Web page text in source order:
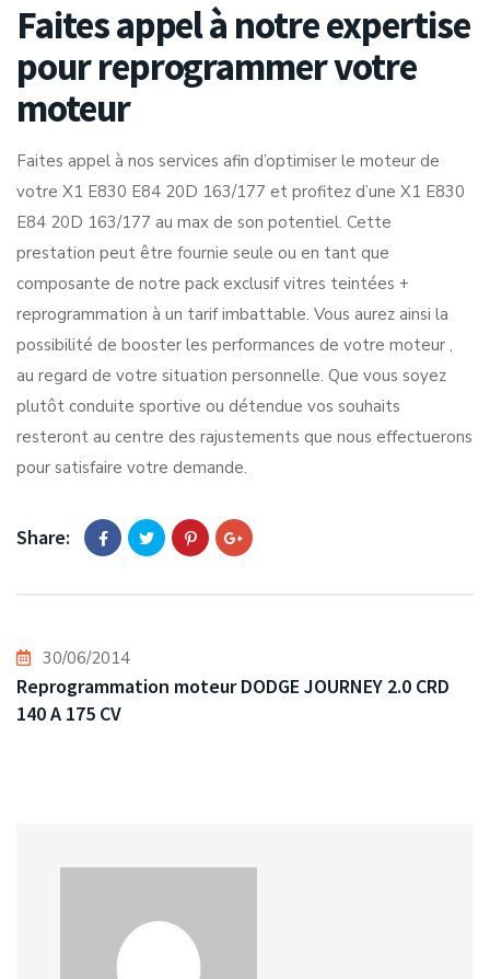
Faites appel à notre expertise
pour reprogrammer votre
moteur
Faites appel à nos services afin d’optimiser le moteur de
votre X1 E830 E84 20D 163/177 et profitez d’une X1 E830
E84 20D 163/177 au max de son potentiel. Cette
prestation peut être fournie seule ou en tant que
composante de notre pack exclusif vitres teintées +
reprogrammation à un tarif imbattable. Vous aurez ainsi la
possibilité de booster les performances de votre moteur ,
au regard de votre situation personnelle. Que vous soyez
plutôt conduite sportive ou détendue vos souhaits
resteront au centre des rajustements que nous effectuerons
pour satisfaire votre demande.
Share:
30/06/2014
Reprogrammation moteur DODGE JOURNEY 2.0 CRD
140 A 175 CV